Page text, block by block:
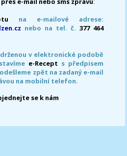
na e-mailové adrese:
nebo na tel. č. 377 464
v elektronické podobě
e-Recept s předpisem
zpět na zadaný e-mail
na mobilní telefon.
se k nám